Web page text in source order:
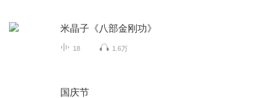
米晶子《八部金刚功》
18 1.6万
国庆节